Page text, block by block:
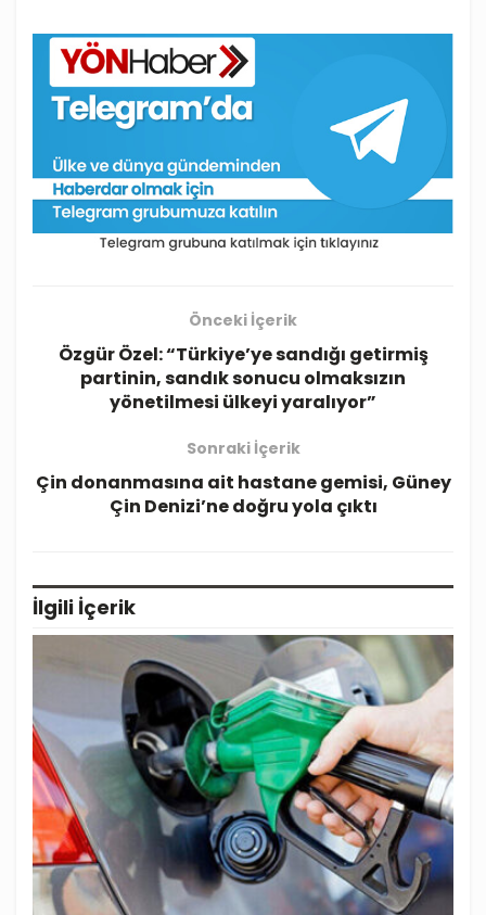
Önceki İçerik
Özgür Özel: “Türkiye’ye sandığı getirmiş
partinin, sandık sonucu olmaksızın
yönetilmesi ülkeyi yaralıyor”
Sonraki İçerik
Çin donanmasına ait hastane gemisi, Güney
Çin Denizi’ne doğru yola çıktı
İlgili İçerik